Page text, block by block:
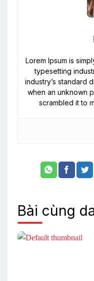
Lorem Ipsum is
typesetting
industry’s standard
when an unknown
scrambled it to
Bài cùng